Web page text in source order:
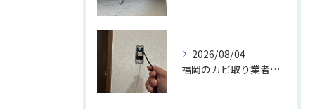
2026/08/04
福岡のカビ取り業者おすすめの選び方と費用